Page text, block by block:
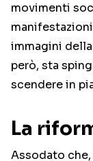
movimenti
immagini
però, sta
scendere in
La
Assodato che,